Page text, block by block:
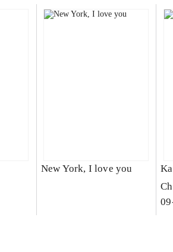
New York, I love you